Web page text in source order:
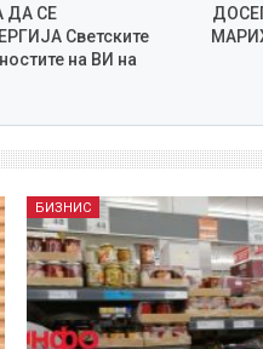
ДА СЕ
Светските
на ВИ на
БИЗНИС